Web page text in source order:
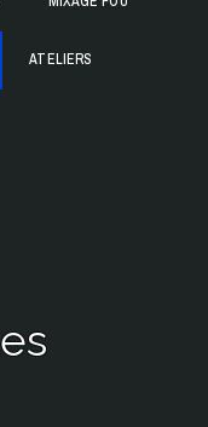
ATELIERS